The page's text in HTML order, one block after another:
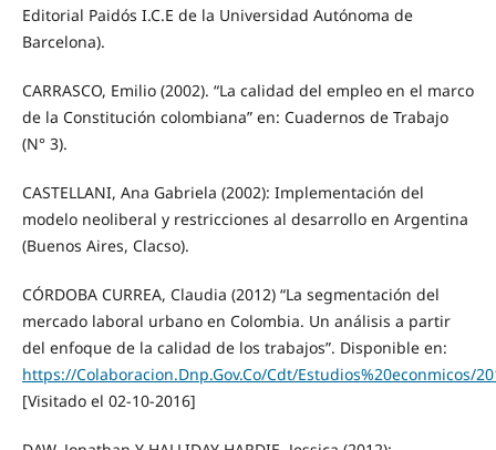
Editorial Paidós I.C.E de la Universidad Autónoma de
Barcelona).
CARRASCO, Emilio (2002). “La calidad del empleo en el marco
de la Constitución colombiana” en: Cuadernos de Trabajo
(N° 3).
CASTELLANI, Ana Gabriela (2002): Implementación del
modelo neoliberal y restricciones al desarrollo en Argentina
(Buenos Aires, Clacso).
CÓRDOBA CURREA, Claudia (2012) “La segmentación del
mercado laboral urbano en Colombia. Un análisis a partir
del enfoque de la calidad de los trabajos”. Disponible en:
https://Colaboracion.Dnp.Gov.Co/Cdt/Estudios%20econmicos/
[Visitado el 02-10-2016]